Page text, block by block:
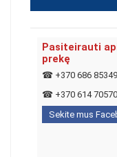
Pasiteirauti
prekę
☎ +370 686 85349
☎ +370 614 70570
Sekite mus